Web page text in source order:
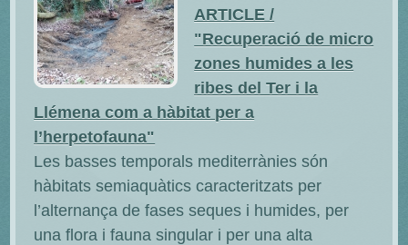
ARTICLE /
"Recuperació de micro
zones humides a les
ribes del Ter i la
Llémena com a hàbitat per a
l’herpetofauna"
Les basses temporals mediterrànies són
hàbitats semiaquàtics caracteritzats per
l’alternança de fases seques i humides, per
una flora i fauna singular i per una alta